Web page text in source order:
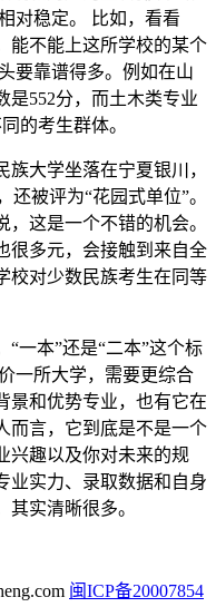
对稳定。 比如，看看
能不能上这所学校的某个
要靠谱得多。例如在山
是552分，而土木类专业
的考生群体。
大学坐落在宁夏银川，
被评为“花园式单位”。
这是一个不错的机会。
很多元，会接触到来自全
校对少数民族考生在同等
一本”还是“二本”这个标
一所大学，需要更综合
景和优势专业，也有它在
而言，它到底是不是一个
兴趣以及你对未来的规
业实力、录取数据和自身
实清晰很多。
闽ICP备20007854